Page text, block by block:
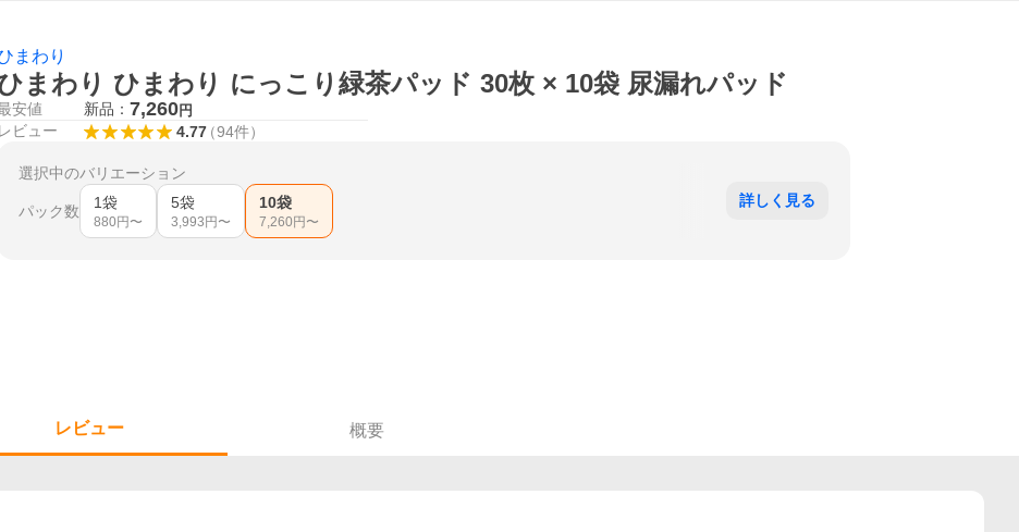
まわり
まわり ひまわり にっこり緑茶パッド 30枚 × 10袋 尿漏れパッド
安値 新品： 7,260円
レビュー 4.77（94件）
選択中のバリエーション
パック数 1袋
880 円〜
5袋
3,993 円〜
10袋
7,260 円〜
詳しく見る
レビュー 概要